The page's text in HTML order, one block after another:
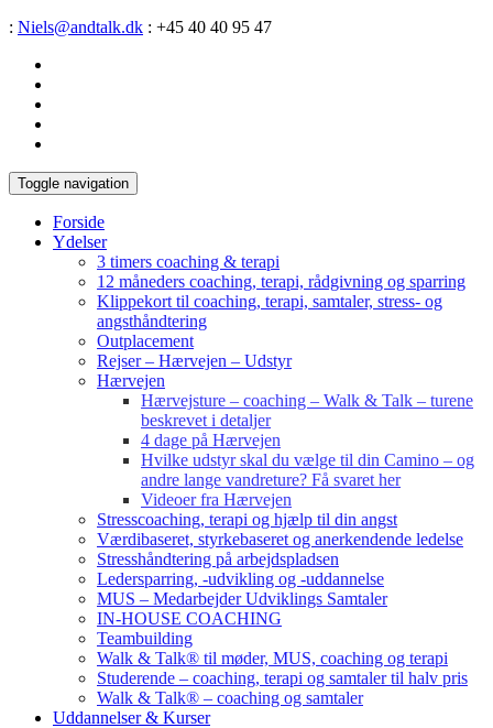
: Niels@andtalk.dk : +45 40 40 95 47
Toggle navigation
Forside
Ydelser
3 timers coaching & terapi
12 måneders coaching, terapi, rådgivning og sparring
Klippekort til coaching, terapi, samtaler, stress- og
angsthåndtering
Outplacement
Rejser – Hærvejen – Udstyr
Hærvejen
Hærvejsture – coaching – Walk & Talk – turene
beskrevet i detaljer
4 dage på Hærvejen
Hvilke udstyr skal du vælge til din Camino – og
andre lange vandreture? Få svaret her
Videoer fra Hærvejen
Stresscoaching, terapi og hjælp til din angst
Værdibaseret, styrkebaseret og anerkendende ledelse
Stresshåndtering på arbejdspladsen
Ledersparring, -udvikling og -uddannelse
MUS – Medarbejder Udviklings Samtaler
IN-HOUSE COACHING
Teambuilding
Walk & Talk® til møder, MUS, coaching og terapi
Studerende – coaching, terapi og samtaler til halv pris
Walk & Talk® – coaching og samtaler
Uddannelser & Kurser